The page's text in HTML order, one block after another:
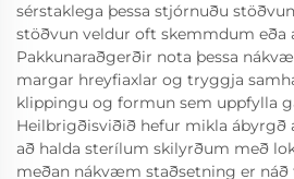
sérstaklega þessa stjórnuðu
stöðvun veldur oft skemmdum eða
Pakkunaraðgerðir nota þessa
margar hreyfiaxlar og tryggja
klippingu og formun sem uppfylla
Heilbrigðisviðið hefur mikla ábyrgð
að halda sterílum skilyrðum með
meðan nákvæm staðsetning er